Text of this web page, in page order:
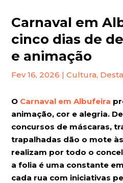
Carnaval em
cinco dias de
e animação
Fev 16, 2026 |Cultura,
O Carnaval em Albufeira
animação, cor e alegria.
concursos de máscaras,
trapalhadas dão o mote
realizam por todo o
a folia é uma constante
cada rua com iniciativas